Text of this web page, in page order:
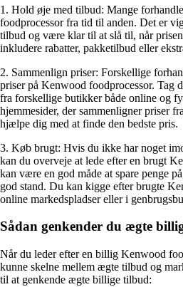
1. Hold øje med tilbud: Mange
foodprocessor fra tid til anden. Det er
tilbud og være klar til at slå til, når
inkludere rabatter, pakketilbud eller
2. Sammenlign priser: Forskellige
priser på Kenwood foodprocessor. Tag
fra forskellige butikker både online og
hjemmesider, der sammenligner priser
hjælpe dig med at finde den bedste pris.
3. Køb brugt: Hvis du ikke har noget
kan du overveje at lede efter en brugt
kan være en god måde at spare penge
god stand. Du kan kigge efter brugte
online markedspladser eller i
Sådan genkender du ægte
Når du leder efter en billig Kenwood
kunne skelne mellem ægte tilbud og
til at genkende ægte billige tilbud: